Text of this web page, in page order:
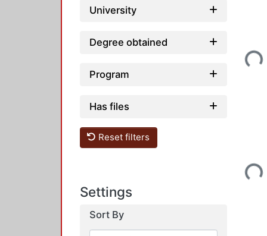
University
Degree obtained
Program
Has files
Reset filters
Settings
Sort By
Loading...
Loading...